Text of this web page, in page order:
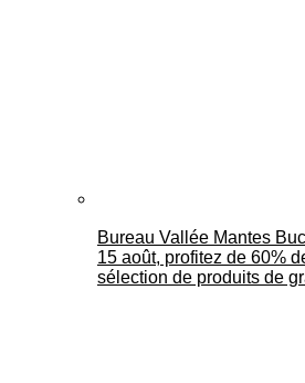
Bureau Vallée Mantes
15 août, profitez de 60%
sélection de produits de